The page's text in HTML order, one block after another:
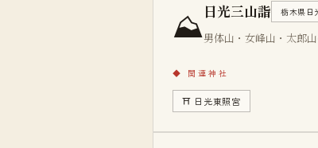
⛰ 日光三山詣 栃木県日
男体山・女峰山・太郎
◆ 関連神社
⛩ 日光東照宮